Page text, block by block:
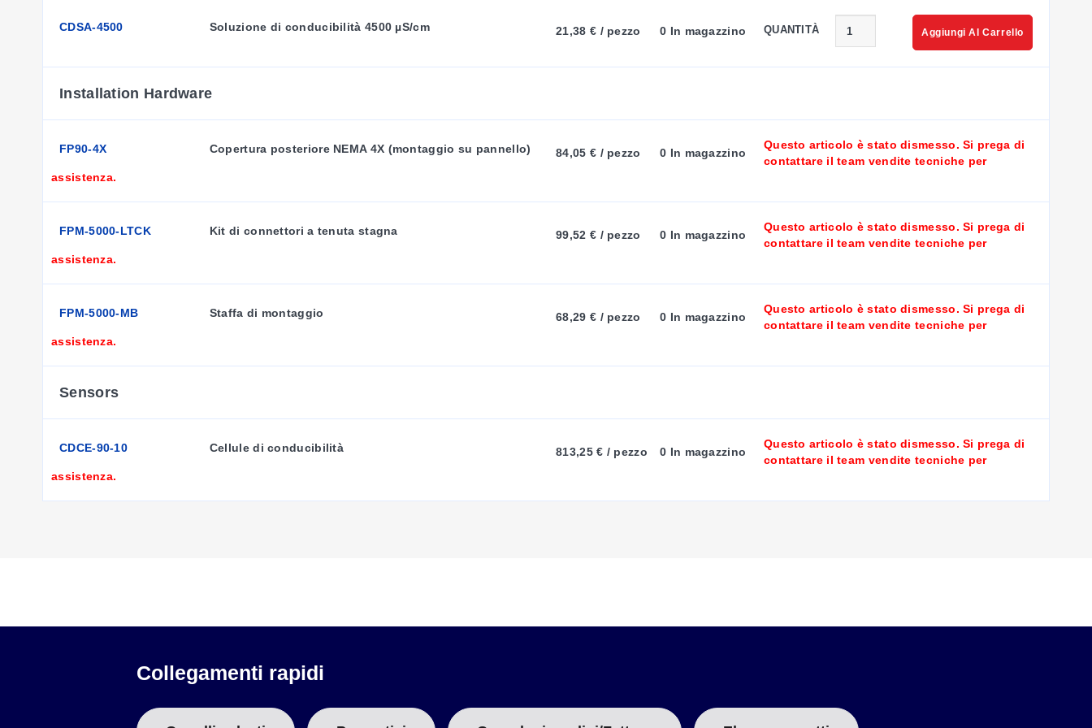
Materiali: Scocca: PBT Finestra: policarbonato rivestito in poliuretano Tastiera: silicone a 4 tasti sigillata
Si prega di scaricare le specifiche complete del prodotto per ulteriori informazioni tecniche e un elenco completo di tutti i modelli disponibili.
B
:
CDSA-4500 Soluzione di conducibilità 4500 µS/cm 21,38 € / pezzo 0 In magazzino QUANTITÀ Aggiungi Al Carrello
Installation Hardware
FP90-4X Copertura posteriore NEMA 4X (montaggio su pannello) 84,05 € / pezzo 0 In magazzino
Questo articolo è stato dismesso. Si prega di
contattare il team vendite tecniche per
assistenza.
FPM-5000-LTCK Kit di connettori a tenuta stagna 99,52 € / pezzo 0 In magazzino
Questo articolo è stato dismesso. Si prega di
contattare il team vendite tecniche per
assistenza.
FPM-5000-MB Staffa di montaggio 68,29 € / pezzo 0 In magazzino
Questo articolo è stato dismesso. Si prega di
contattare il team vendite tecniche per
assistenza.
Sensors
CDCE-90-10 Cellule di conducibilità 813,25 € / pezzo 0 In magazzino
Questo articolo è stato dismesso. Si prega di
contattare il team vendite tecniche per
assistenza.
Collegamenti rapidi